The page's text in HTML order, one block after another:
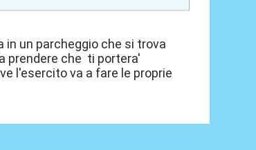
in un parcheggio che si trova
prendere che ti portera'
l'esercito va a fare le proprie